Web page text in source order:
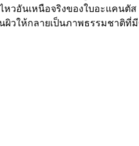
วอันเหนือจริงของใบอะแคนตั
วให้กลายเป็นภาพธรรมชาติที่